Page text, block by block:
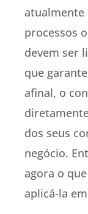
atualmente
processos
devem ser
que
afinal, o
dos seus
negócio.
agora o
aplicá-la